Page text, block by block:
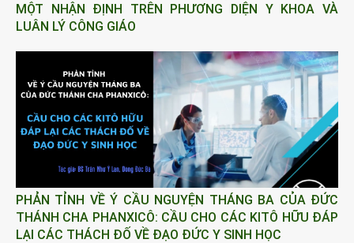
MỘT NHẬN ĐỊNH TRÊN PHƯƠNG DIỆN Y KHOA VÀ
LUÂN LÝ CÔNG GIÁO
PHẢN TỈNH VỀ Ý CẦU NGUYỆN THÁNG BA CỦA ĐỨC
THÁNH CHA PHANXICÔ: CẦU CHO CÁC KITÔ HỮU ĐÁP
LẠI CÁC THÁCH ĐỐ VỀ ĐẠO ĐỨC Y SINH HỌC